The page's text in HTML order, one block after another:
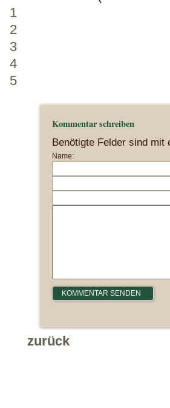
1
2
3
4
5
Kommentar schreiben
Benötigte Felder sind
Name:
zurück